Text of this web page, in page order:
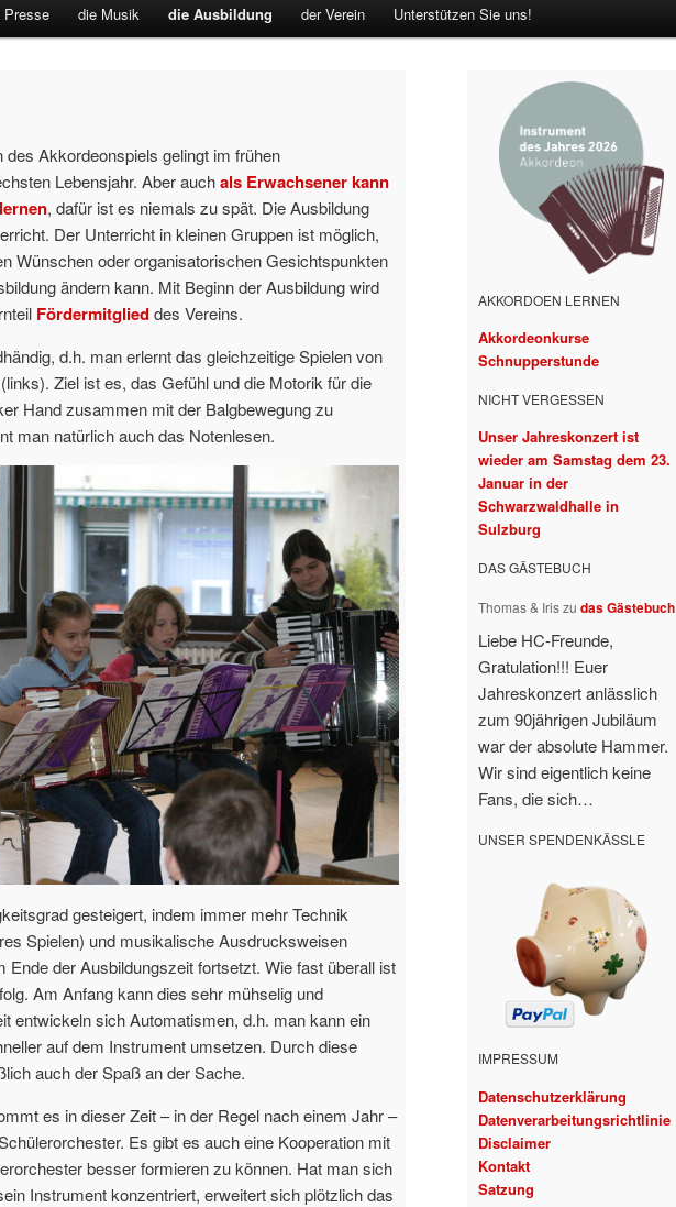
Presse die Musik die Ausbildung der Verein Unterstützen Sie uns!
Akkordeonspiels gelingt im frühen
Lebensjahr. Aber auchals Erwachsener kann
, dafür ist es niemals zu spät. Die Ausbildung
Der Unterricht in kleinen Gruppen ist möglich,
Wünschen oder organisatorischen Gesichtspunkten
ändern kann. Mit Beginn der Ausbildung wird
Fördermitglieddes Vereins.
d.h. man erlernt das gleichzeitige Spielen von
Ziel ist es, das Gefühl und die Motorik für die
Hand zusammen mit der Balgbewegung zu
man natürlich auch das Notenlesen.
gesteigert, indem immer mehr Technik
Spielen) und musikalische Ausdrucksweisen
der Ausbildungszeit fortsetzt. Wie fast überall ist
Am Anfang kann dies sehr mühselig und
entwickeln sich Automatismen, d.h. man kann ein
auf dem Instrument umsetzen. Durch diese
auch der Spaß an der Sache.
es in dieser Zeit – in der Regel nach einem Jahr –
Es gibt es auch eine Kooperation mit
besser formieren zu können. Hat man sich
Instrument konzentriert, erweitert sich plötzlich das
AKKORDOEN LERNEN
Akkordeonkurse
Schnupperstunde
NICHT VERGESSEN
Unser Jahreskonzert ist
wieder am Samstag dem 23.
Januar in der
Schwarzwaldhalle in
Sulzburg
DAS GÄSTEBUCH
Thomas & Iriszu das Gästebuch
Liebe HC-Freunde,
Gratulation!!! Euer
Jahreskonzert anlässlich
zum 90jährigen Jubiläum
war der absolute Hammer.
Wir sind eigentlich keine
Fans, die sich…
UNSER SPENDENKÄSSLE
IMPRESSUM
Datenschutzerklärung
Datenverarbeitungsrichtlinie
Disclaimer
Kontakt
Satzung